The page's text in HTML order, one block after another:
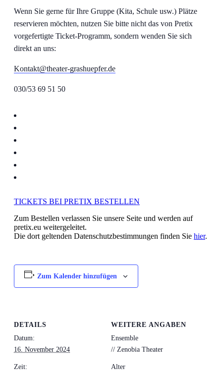
Wenn Sie gerne für Ihre Gruppe (Kita, Schule usw.) Plätze
reservieren möchten, nutzen Sie bitte nicht das von Pretix
vorgefertigte Ticket-Programm, sondern wenden Sie sich
direkt an uns:
Kontakt@theater-grashuepfer.de
030/53 69 51 50
TICKETS BEI PRETIX BESTELLEN
Zum Bestellen verlassen Sie unsere Seite und werden auf
pretix.eu weitergeleitet.
Die dort geltenden Datenschutzbestimmungen finden Sie hier.
Zum Kalender hinzufügen
DETAILS
Datum:
16. November 2024
Zeit:
WEITERE ANGABEN
Ensemble
// Zenobia Theater
Alter